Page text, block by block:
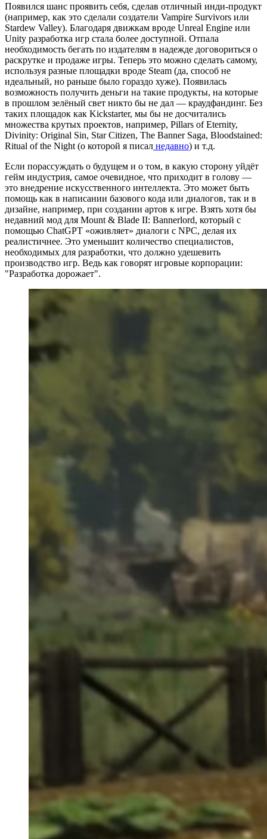
Появился шанс проявить себя, сделав отличный инди-продукт
(например, как это сделали создатели Vampire Survivors или
Stardew Valley). Благодаря движкам вроде Unreal Engine или
Unity разработка игр стала более доступной. Отпала
необходимость бегать по издателям в надежде договориться о
раскрутке и продаже игры. Теперь это можно сделать самому,
используя разные площадки вроде Steam (да, способ не
идеальный, но раньше было гораздо хуже). Появилась
возможность получить деньги на такие продукты, на которые
в прошлом зелёный свет никто бы не дал — краудфандинг. Без
таких площадок как Kickstarter, мы бы не досчитались
множества крутых проектов, например, Pillars of Eternity,
Divinity: Original Sin, Star Citizen, The Banner Saga, Bloodstained:
Ritual of the Night (о которой я писал недавно) и т.д.
Если порассуждать о будущем и о том, в какую сторону уйдёт
гейм индустрия, самое очевидное, что приходит в голову —
это внедрение искусственного интеллекта. Это может быть
помощь как в написании базового кода или диалогов, так и в
дизайне, например, при создании артов к игре. Взять хотя бы
недавний мод для Mount & Blade II: Bannerlord, который с
помощью ChatGPT «оживляет» диалоги с NPC, делая их
реалистичнее. Это уменьшит количество специалистов,
необходимых для разработки, что должно удешевить
производство игр. Ведь как говорят игровые корпорации:
"Разработка дорожает".